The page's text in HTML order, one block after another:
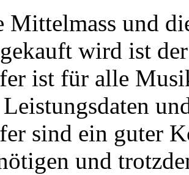
Mittelmass und
wird ist
ist für alle
sind ein guter
und